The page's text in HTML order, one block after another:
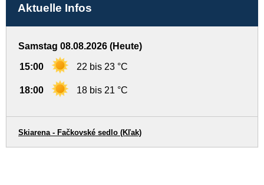
Aktuelle Infos
Samstag 08.08.2026 (Heute)
15:00 22 bis 23 °C
18:00 18 bis 21 °C
Skiarena - Fačkovské sedlo (Kľak)